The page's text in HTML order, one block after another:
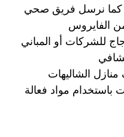
كما نرسل فريق صحي
الفايروس
للشركات أو المباني
الشاليهات
باستخدام مواد فعالة